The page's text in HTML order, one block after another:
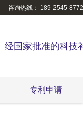
咨询热线： 189-2545-8772
经国家批准的科技
专利申请